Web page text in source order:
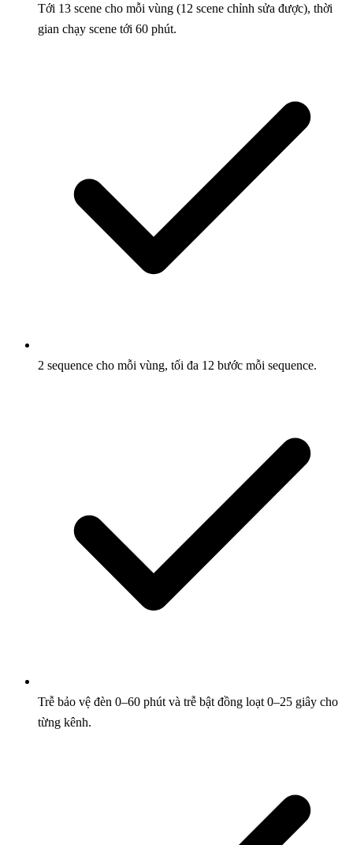
Tới 13 scene cho mỗi vùng (12 scene chỉnh sửa được), thời
gian chạy scene tới 60 phút.
2 sequence cho mỗi vùng, tối đa 12 bước mỗi sequence.
Trễ bảo vệ đèn 0–60 phút và trễ bật đồng loạt 0–25 giây cho
từng kênh.